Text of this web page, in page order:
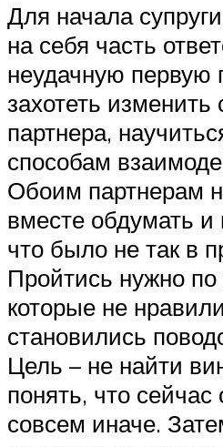
Для начала
на себя часть
неудачную первую
захотеть изменить
партнера,
способам
Обоим партнерам
вместе обдумать и
что было не так в
Пройтись нужно
которые не
становились
Цель – не найти
понять, что сейчас
совсем иначе.